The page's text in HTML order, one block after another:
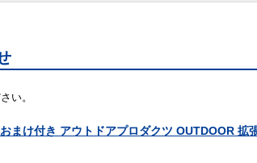
い。
まけ付き アウトドアプロダクツ OUTDOOR